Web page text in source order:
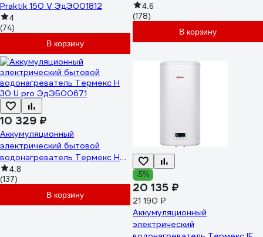
Praktik 150 V ЭдЭ001812
4
(74)
В корзину
4.6
(178)
В корзину
10 329 ₽
Аккумуляционный
электрический бытовой
водонагреватель Термекс H
30 U pro ЭдЭБ00671
4.8
(137)
В корзину
-5%
20 135 ₽
21 190 ₽
Аккумуляционный
электрический